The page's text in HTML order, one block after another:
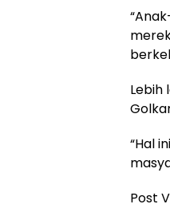
Lebih
“Hal
Post